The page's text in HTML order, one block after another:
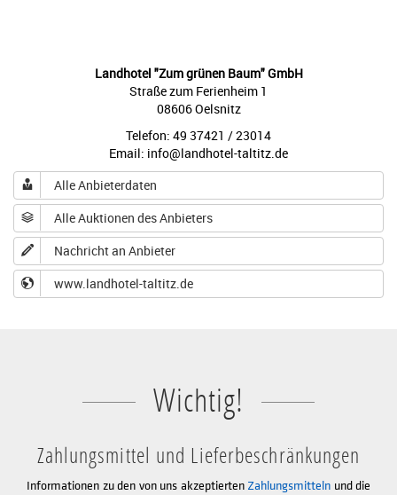
Landhotel "Zum grünen Baum" GmbH
Straße zum Ferienheim 1
08606 Oelsnitz
Telefon: 49 37421 / 23014
Email: info@landhotel-taltitz.de
Alle Anbieterdaten
Alle Auktionen des Anbieters
Nachricht an Anbieter
www.landhotel-taltitz.de
Wichtig!
Zahlungsmittel und Lieferbeschränkungen
Informationen zu den von uns akzeptierten Zahlungsmitteln und die